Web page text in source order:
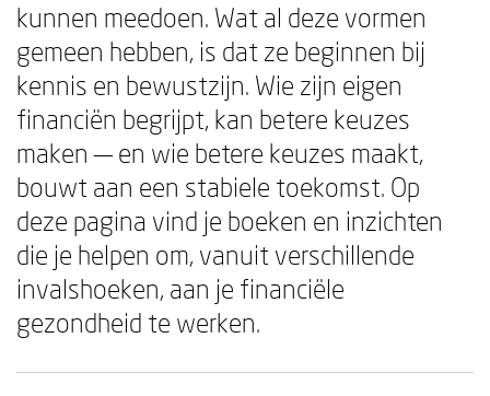
kunnen meedoen. Wat al deze vormen
gemeen hebben, is dat ze beginnen bij
kennis en bewustzijn. Wie zijn eigen
financiën begrijpt, kan betere keuzes
maken — en wie betere keuzes maakt,
bouwt aan een stabiele toekomst. Op
deze pagina vind je boeken en inzichten
die je helpen om, vanuit verschillende
invalshoeken, aan je financiële
gezondheid te werken.